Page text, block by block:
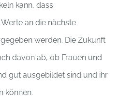
kann, dass
an die nächste
werden. Die Zukunft
davon ab, ob Frauen und
gut ausgebildet sind und ihr
können.